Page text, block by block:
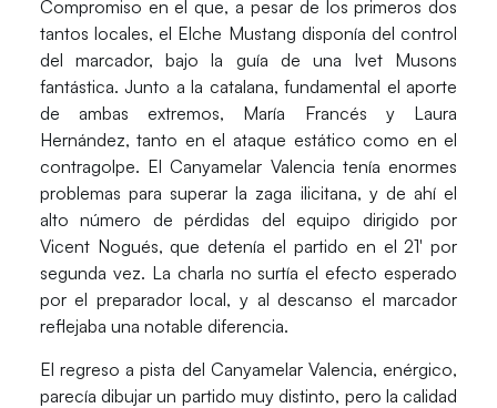
Compromiso en el que, a pesar de los primeros dos
tantos locales, el Elche Mustang disponía del control
del marcador, bajo la guía de una Ivet Musons
fantástica. Junto a la catalana, fundamental el aporte
de ambas extremos, María Francés y Laura
Hernández, tanto en el ataque estático como en el
contragolpe. El Canyamelar Valencia tenía enormes
problemas para superar la zaga ilicitana, y de ahí el
alto número de pérdidas del equipo dirigido por
Vicent Nogués, que detenía el partido en el 21′ por
segunda vez. La charla no surtía el efecto esperado
por el preparador local, y al descanso el marcador
reflejaba una notable diferencia.
El regreso a pista del Canyamelar Valencia, enérgico,
parecía dibujar un partido muy distinto, pero la calidad